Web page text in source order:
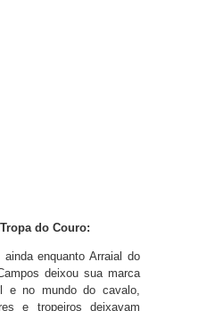
do Couro:
enquanto Arraial do
deixou sua marca
e no mundo do cavalo,
e tropeiros deixavam